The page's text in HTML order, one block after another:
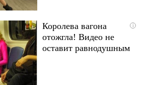
i
Королева вагона
отожгла! Видео не
оставит равнодушным